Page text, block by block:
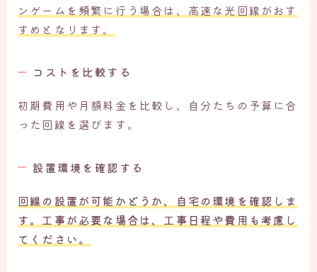
ンゲームを頻繁に行う場合は、高速な光回線がおす
すめとなります。
コストを比較する
初期費用や月額料金を比較し、自分たちの予算に合
った回線を選びます。
設置環境を確認する
回線の設置が可能かどうか、自宅の環境を確認しま
す。工事が必要な場合は、工事日程や費用も考慮し
てください。